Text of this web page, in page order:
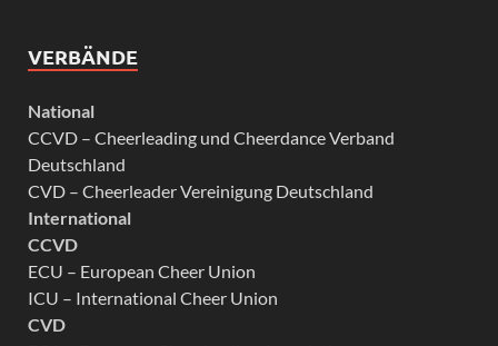
VERBÄNDE
National
CCVD – Cheerleading und Cheerdance Verband
Deutschland
CVD – Cheerleader Vereinigung Deutschland
International
CCVD
ECU – European Cheer Union
ICU – International Cheer Union
CVD